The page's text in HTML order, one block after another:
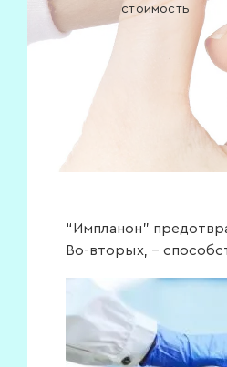
стоимость
“Импланон”
Во-вторых, –